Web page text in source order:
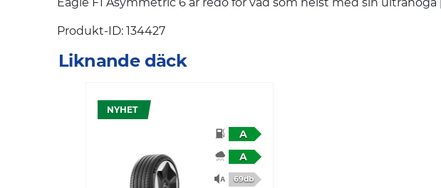
Produkt-ID: 134427
Liknande däck
NYHET
A
A
69db